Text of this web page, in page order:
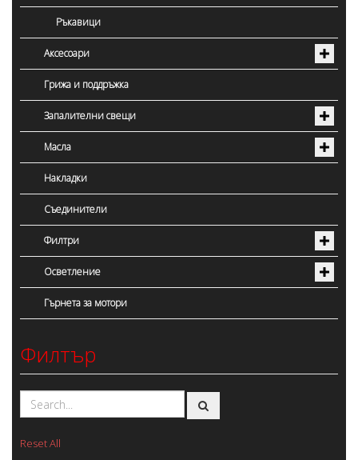
Ръкавици
Аксесоари
Грижа и поддръжка
Запалителни свещи
Масла
Накладки
Съединители
Филтри
Осветление
Гърнета за мотори
Филтър
Reset All